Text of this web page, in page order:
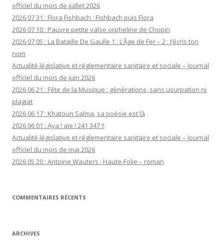
officiel du mois de juillet 2026
2026 07 31 : Flora Fishbach : Fishbach puis Flora
2026 07 10 : Pauvre petite valse orpheline de Chopin
2026 07 05 : La Bataille De Gaulle 1 : L’Âge de Fer – 2 : J’écris ton
nom
Actualité législative et réglementaire sanitaire et sociale – Journal
officiel du mois de juin 2026
2026 06 21 : Fête de la Musique : générations, sans usurpation ni
plagiat
2026 06 17 : Khatoun Salma, sa poésie est là
2026 06 01 : Aya ! aïe ! 241 347 !!
Actualité législative et réglementaire sanitaire et sociale – Journal
officiel du mois de mai 2026
2026 05 20 : Antoine Wauters : Haute-Folie – roman
COMMENTAIRES RÉCENTS
ARCHIVES